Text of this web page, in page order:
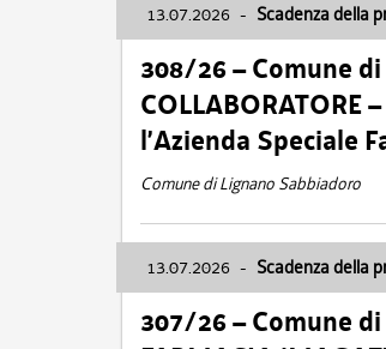
13.07.2026 - Scadenza della
308/26 – Comune
l’Azienda Speciale
Comune di Lignano Sabbiadoro
13.07.2026 - Scadenza della
307/26 – Comune